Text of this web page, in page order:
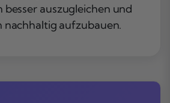
besser auszugleichen und
nachhaltig aufzubauen.